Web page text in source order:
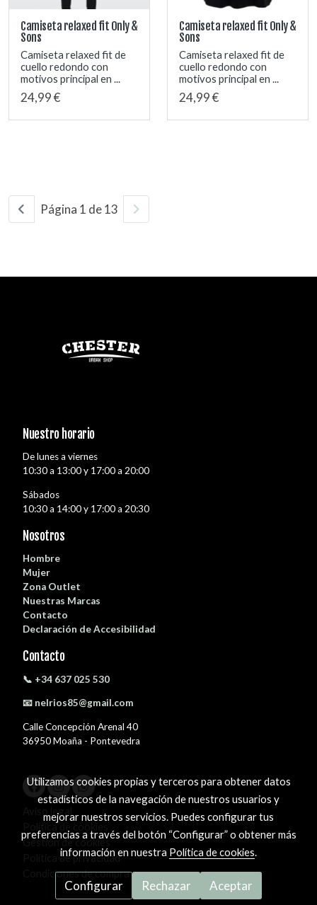
Camiseta relaxed fit Only &
Sons
Camiseta relaxed fit de
cuello redondo con
motivos principal en ...
24,99 €
Camiseta relaxed fit Only &
Sons
Camiseta relaxed fit de
cuello redondo con
motivos principal en ...
24,99 €
Página 1 de 13
Nuestro horario
De lunes a viernes
10:30 a 13:00 y 17:00 a 20:00
Sábados
10:30 a 14:00 y 17:00 a 20:30
Nosotros
Hombre
Mujer
Zona Outlet
Nuestras Marcas
Contacto
Declaración de Accesibilidad
Contacto
📞 +34 637 025 530
📧 nelrios85@gmail.com
Calle Concepción Arenal 40
36950 Moaña - Pontevedra
Aviso legal
Política de cookies
Gestión de cookies
Política de privacidad
Condiciones de compra
Utilizamos cookies propias y terceros para obtener datos
estadísticos de la navegación de nuestros usuarios y
mejorar nuestros servicios. Puedes configurar tus
preferencias a través del botón “Configurar” o obtener más
información en nuestra Política de cookies.
Configurar Rechazar Aceptar